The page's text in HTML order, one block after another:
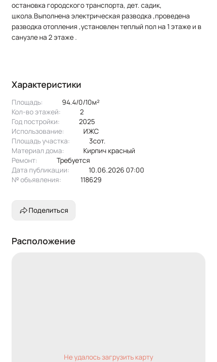
остановка городского транспорта, дет. садик,
школа.Выполнена электрическая разводка ,проведена
разводка отопления ,установлен теплый пол на 1 этаже и в
санузле на 2 этаже .
Характеристики
Площадь:
94.4/0/10м²
Кол-во этажей:
2
Год постройки:
2025
Использование:
ИЖС
Площадь участка:
3сот.
Материал дома:
кирпич красный
Ремонт:
Требуется
Дата публикации:
10.06.2026 07:00
№ объявления:
118629
Поделиться
Расположение
Не удалось загрузить карту